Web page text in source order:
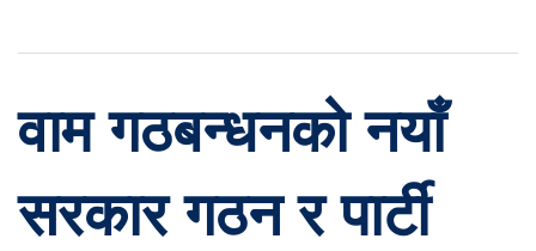
वाम गठबन्धनको नयाँ
सरकार गठन र पार्टी